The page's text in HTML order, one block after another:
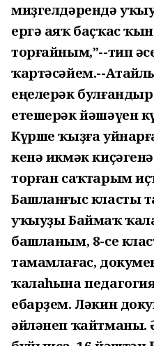
миҙгелдәрендә
ергә аяҡ баҫҡас
торғайным,”--тип
ҡартәсәйем.--
еңелерәк
етешерәк йәшәүен
Күрше ҡыҙға
кенә икмәк
торған саҡтарым
Башланғыс класты
уҡыуҙы Баймаҡ
башланым, 8-се
тамамлағас,
ҡалаһына
ебарҙем. Ләкин
әйләнеп ҡайтманы.